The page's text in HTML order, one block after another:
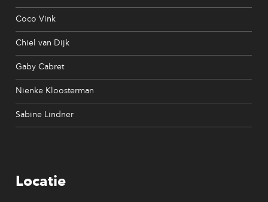
Coco Vink
Chiel van Dijk
Gaby Cabret
Nienke Kloosterman
Sabine Lindner
Locatie